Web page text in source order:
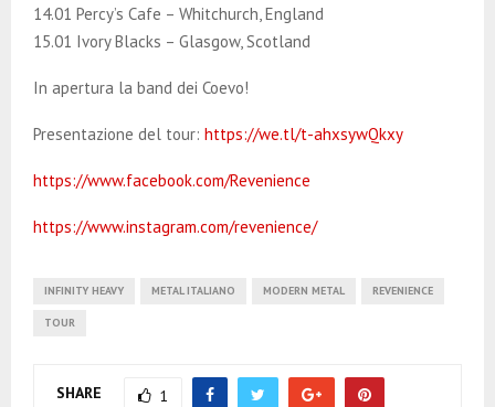
14.01 Percy’s Cafe – Whitchurch, England
15.01 Ivory Blacks – Glasgow, Scotland
In apertura la band dei Coevo!
Presentazione del tour: https://we.tl/t-ahxsywQkxy
https://www.facebook.com/Revenience
https://www.instagram.com/revenience/
INFINITY HEAVY METAL ITALIANO MODERN METAL REVENIENCE
TOUR
SHARE 1